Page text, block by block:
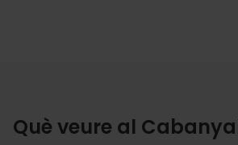
Què veure al